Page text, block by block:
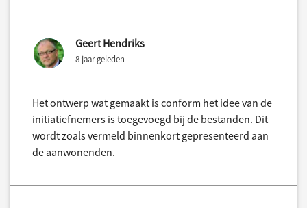
Geert Hendriks
8 jaar geleden
Het ontwerp wat gemaakt is conform het idee van de
initiatiefnemers is toegevoegd bij de bestanden. Dit
wordt zoals vermeld binnenkort gepresenteerd aan
de aanwonenden.